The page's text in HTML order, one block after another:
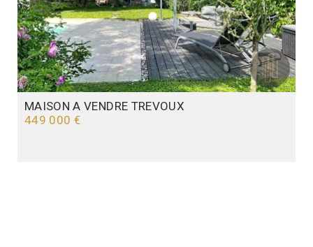
MAISON A VENDRE TREVOUX
449 000 €